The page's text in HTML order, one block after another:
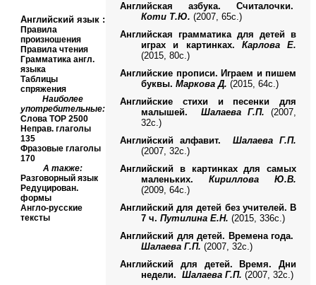
Английская азбука. Считалочки.
Коти Т.Ю. (2007, 65с.)
Английская грамматика для детей в
играх и картинках. Карлова Е.
(2015, 80с.)
Английские прописи. Играем и пишем
буквы. Маркова Д. (2015, 64с.)
Английские стихи и песенки для
малышей. Шалаева Г.П. (2007,
32с.)
Английский алфавит.Шалаева Г.П.
(2007, 32с.)
Английский в картинках для самых
маленьких. Кириллова Ю.В.
(2009, 64с.)
Английский для детей без учителей. В
7 ч. Путилина Е.Н. (2015, 336с.)
Английский для детей. Времена года.
Шалаева Г.П. (2007, 32с.)
Английский для детей. Время. Дни
недели. Шалаева Г.П. (2007, 32с.)
Английский язык :
Правила
произношения
Правила чтения
Грамматика англ.
языка
Таблицы
спряжения
Наиболее
употребительные:
Слова TOP 2500
Неправ. глаголы
135
Фразовые глаголы
170
А также:
Разговорный язык
Редуцирован.
формы
Англо-русские
тексты